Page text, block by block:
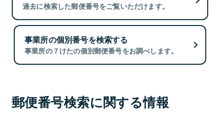
過去に検索した郵便番号をご覧いただけます。
事業所の個別番号を検索する
事業所の７けたの個別郵便番号をお調べします。
郵便番号検索に関する情報